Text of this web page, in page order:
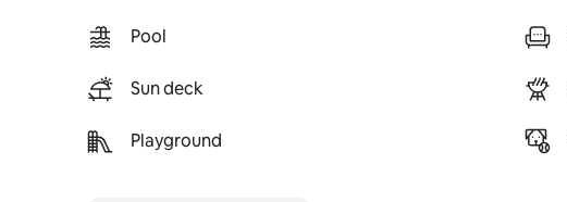
Pool
Sun deck
Playground